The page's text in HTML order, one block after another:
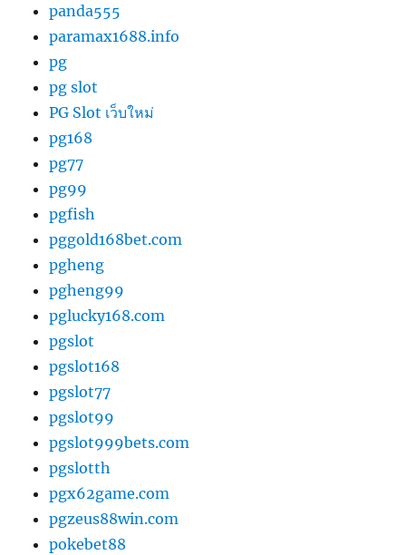
panda555
paramax1688.info
pg
pg slot
PG Slot เว็บใหม่
pg168
pg77
pg99
pgfish
pggold168bet.com
pgheng
pgheng99
pglucky168.com
pgslot
pgslot168
pgslot77
pgslot99
pgslot999bets.com
pgslotth
pgx62game.com
pgzeus88win.com
pokebet88